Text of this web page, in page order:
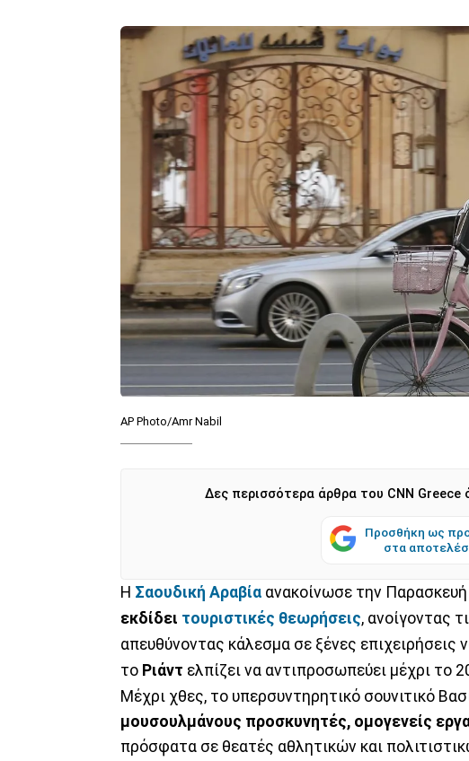
AP Photo/Amr Nabil
Δες περισσότερα άρθρα του CNN Greece
Προσθήκη ως
στα
Η Σαουδική Αραβία ανακοίνωσε την Παρασκευή
εκδίδει τουριστικές θεωρήσεις, ανοίγοντας
απευθύνοντας κάλεσμα σε ξένες επιχειρήσεις
το Ριάντ ελπίζει να αντιπροσωπεύει μέχρι το
Μέχρι χθες, το υπερσυντηρητικό σουνιτικό
μουσουλμάνους προσκυνητές, ομογενείς
πρόσφατα σε θεατές αθλητικών και